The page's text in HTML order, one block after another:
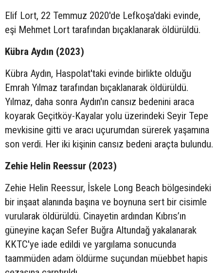
Elif Lort, 22 Temmuz 2020'de Lefkoşa'daki evinde,
eşi Mehmet Lort tarafından bıçaklanarak öldürüldü.
Kübra Aydın (2023)
Kübra Aydın, Haspolat'taki evinde birlikte olduğu
Emrah Yılmaz tarafından bıçaklanarak öldürüldü.
Yılmaz, daha sonra Aydın'ın cansız bedenini araca
koyarak Geçitköy-Kayalar yolu üzerindeki Seyir Tepe
mevkisine gitti ve aracı uçurumdan sürerek yaşamına
son verdi. Her iki kişinin cansız bedeni araçta bulundu.
Zehie Helin Reessur (2023)
Zehie Helin Reessur, İskele Long Beach bölgesindeki
bir inşaat alanında başına ve boynuna sert bir cisimle
vurularak öldürüldü. Cinayetin ardından Kıbrıs’ın
güneyine kaçan Sefer Buğra Altundağ yakalanarak
KKTC'ye iade edildi ve yargılama sonucunda
taammüden adam öldürme suçundan müebbet hapis